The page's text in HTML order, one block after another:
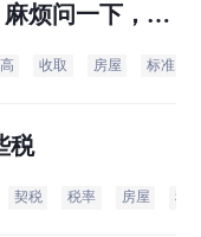
烦问一下，房
收取 房屋 标准
税
契税 税率 房屋 税